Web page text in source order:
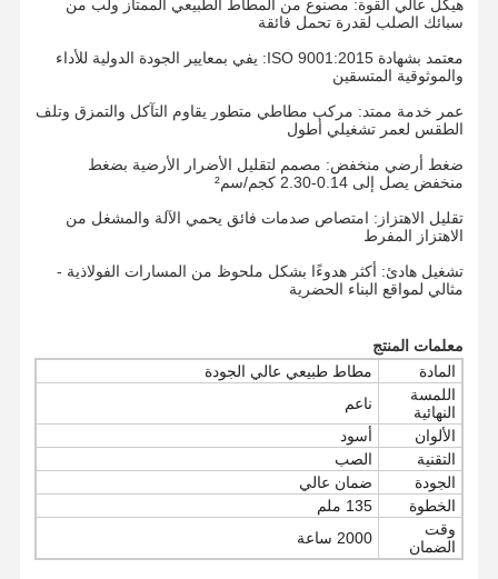
منزل المنتجات
هيكل عالي القوة: مصنوع من المطاط الطبيعي الممتاز ولب من
سبائك الصلب لقدرة تحمل فائقة
معتمد بشهادة ISO 9001:2015: يفي بمعايير الجودة الدولية للأداء
والموثوقية المتسقين
عمر خدمة ممتد: مركب مطاطي متطور يقاوم التآكل والتمزق وتلف
الطقس لعمر تشغيلي أطول
ضغط أرضي منخفض: مصمم لتقليل الأضرار الأرضية بضغط
منخفض يصل إلى 0.14-2.30 كجم/سم²
تقليل الاهتزاز: امتصاص صدمات فائق يحمي الآلة والمشغل من
الاهتزاز المفرط
تشغيل هادئ: أكثر هدوءًا بشكل ملحوظ من المسارات الفولاذية -
مثالي لمواقع البناء الحضرية
معلمات المنتج
المادة
مطاط طبيعي عالي الجودة
اللمسة
النهائية
ناعم
الألوان
أسود
التقنية
الصب
الجودة
ضمان عالي
الخطوة
135 ملم
وقت
الضمان
2000 ساعة